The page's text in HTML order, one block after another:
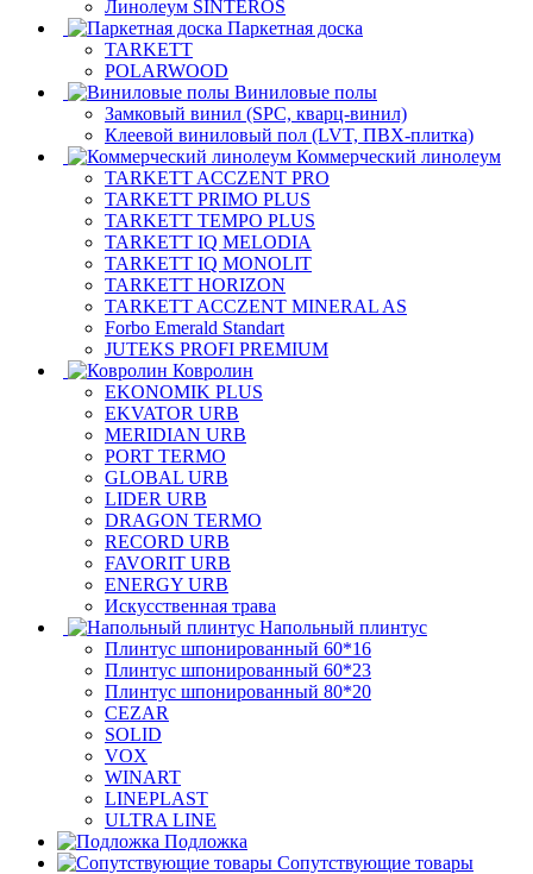
Линолеум SINTEROS
Паркетная доска
TARKETT
POLARWOOD
Виниловые полы
Замковый винил (SPC, кварц-винил)
Клеевой виниловый пол (LVT, ПВХ-плитка)
Коммерческий линолеум
TARKETT ACCZENT PRO
TARKETT PRIMO PLUS
TARKETT TEMPO PLUS
TARKETT IQ MELODIA
TARKETT IQ MONOLIT
TARKETT HORIZON
TARKETT ACCZENT MINERAL AS
Forbo Emerald Standart
JUTEKS PROFI PREMIUM
Ковролин
EKONOMIK PLUS
EKVATOR URB
MERIDIAN URB
PORT TERMO
GLOBAL URB
LIDER URB
DRAGON TERMO
RECORD URB
FAVORIT URB
ENERGY URB
Искусственная трава
Напольный плинтус
Плинтус шпонированный 60*16
Плинтус шпонированный 60*23
Плинтус шпонированный 80*20
CEZAR
SOLID
VOX
WINART
LINEPLAST
ULTRA LINE
Подложка
Сопутствующие товары